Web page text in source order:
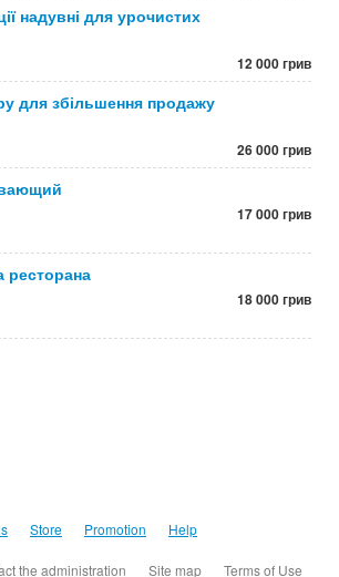
надувні для урочистих
12 000 грив
для збільшення продажу
26 000 грив
17 000 грив
ресторана
18 000 грив
Store Promotion Help
the administration Site map Terms of Use